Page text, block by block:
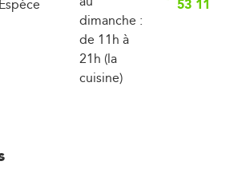
Espèce
dimanche :
de 11h à
21h (la
cuisine)